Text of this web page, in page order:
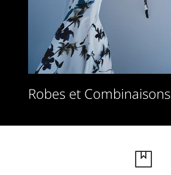
Robes et Combinaisons